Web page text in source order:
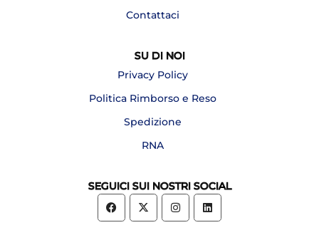
Contattaci
SU DI NOI
Privacy Policy
Politica Rimborso e Reso
Spedizione
RNA
SEGUICI SUI NOSTRI SOCIAL